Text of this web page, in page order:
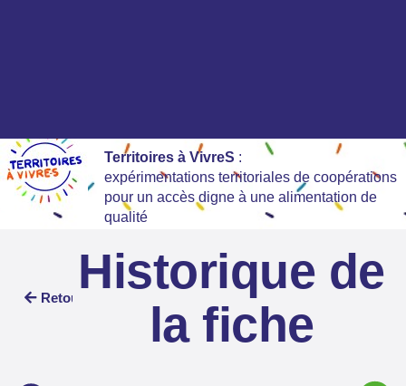
Territoires à VivreS :
expérimentations territoriales de coopérations
pour un accès digne à une alimentation de
qualité
Retour Historique de
la fiche